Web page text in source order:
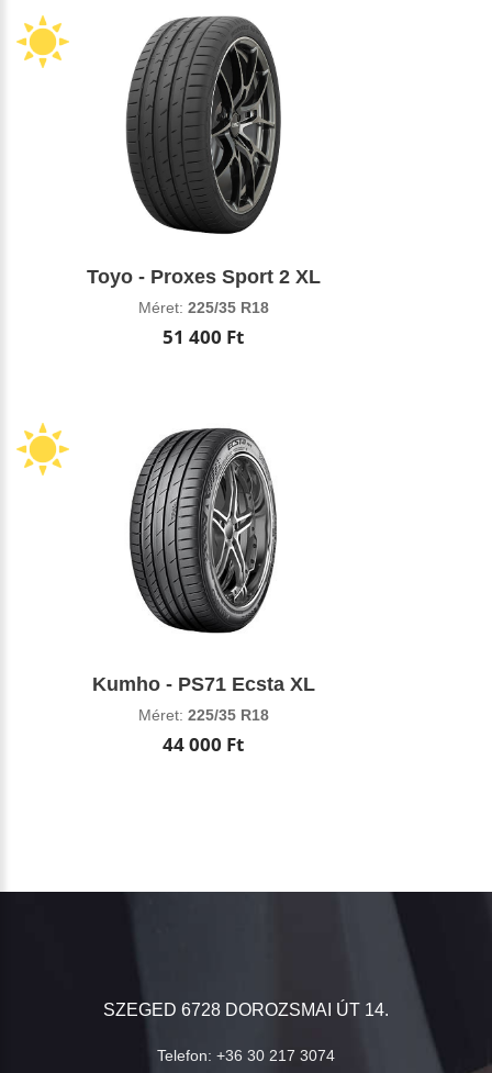
Toyo - Proxes Sport 2 XL
Méret: 225/35 R18
51 400 Ft
Kumho - PS71 Ecsta XL
Méret: 225/35 R18
44 000 Ft
SZEGED 6728 DOROZSMAI ÚT 14.
Telefon: +36 30 217 3074